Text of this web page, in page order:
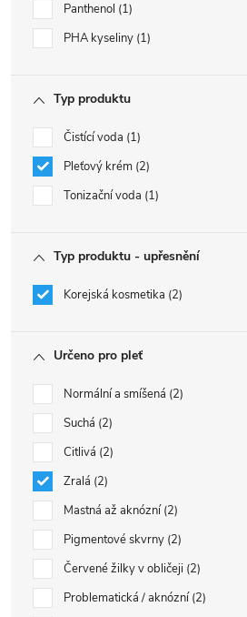
Panthenol 1
PHA kyseliny 1
Typ produktu
Čistící voda 1
Pleťový krém 2
Tonizační voda 1
Typ produktu - upřesnění
Korejská kosmetika 2
Určeno pro pleť
Normální a smíšená 2
Suchá 2
Citlivá 2
Zralá 2
Mastná až aknózní 2
Pigmentové skvrny 2
Červené žilky v obličeji 2
Problematická / aknózní 2